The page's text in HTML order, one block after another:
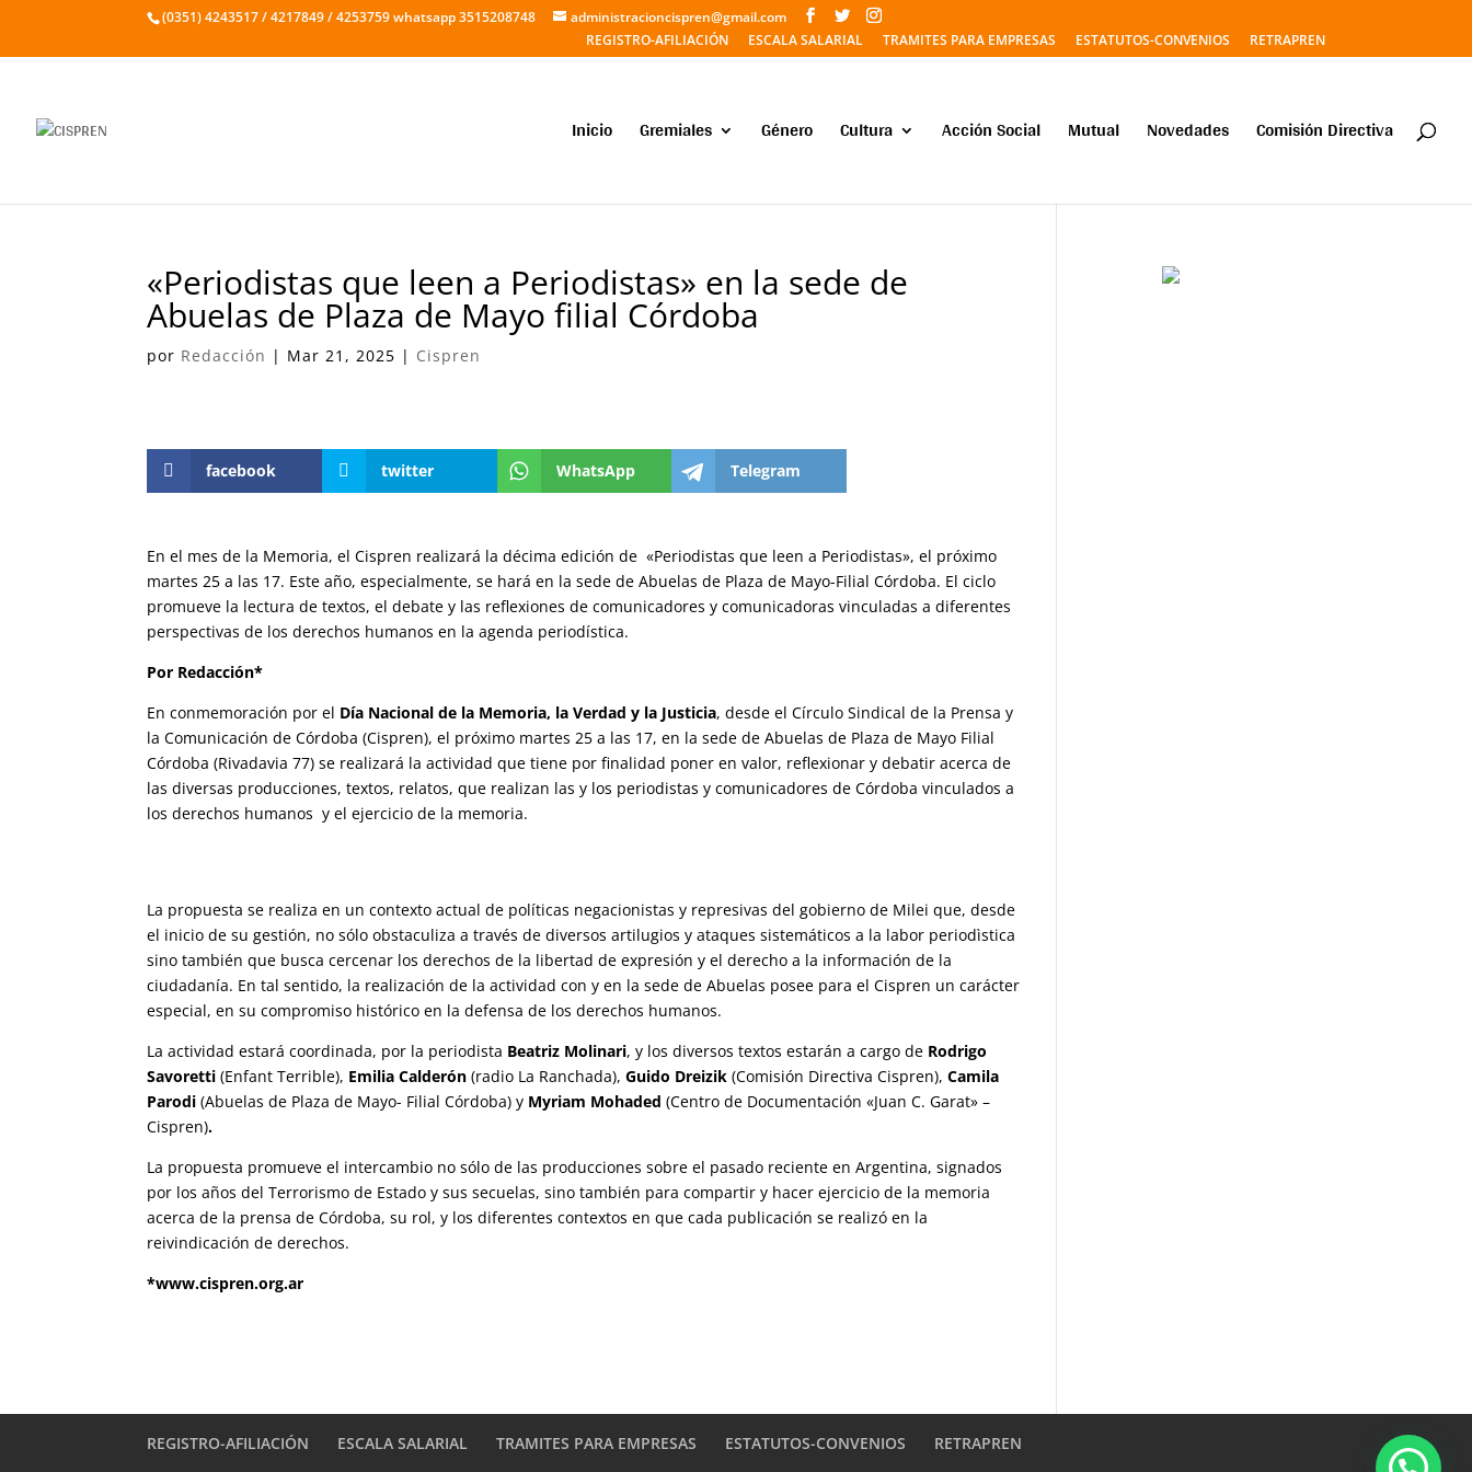
(0351) 4243517 / 4217849 / 4253759 whatsapp 3515208748
administracioncispren@gmail.com
REGISTRO-AFILIACIÓN
ESCALA SALARIAL TRAMITES PARA EMPRESAS ESTATUTOS-CONVENIOS RETRAPREN
Inicio Gremiales Género Cultura Acción Social Mutual Novedades Comisión Directiva
«Periodistas que leen a Periodistas» en la sede de
Abuelas de Plaza de Mayo filial Córdoba
por Redacción | Mar 21, 2025 | Cispren
facebook twitter WhatsApp Telegram
En el mes de la Memoria, el Cispren realizará la décima edición de «Periodistas que leen a Periodistas», el próximo
martes 25 a las 17. Este año, especialmente, se hará en la sede de Abuelas de Plaza de Mayo-Filial Córdoba. El ciclo
promueve la lectura de textos, el debate y las reflexiones de comunicadores y comunicadoras vinculadas a diferentes
perspectivas de los derechos humanos en la agenda periodística.
Por Redacción*
En conmemoración por el Día Nacional de la Memoria, la Verdad y la Justicia, desde el Círculo Sindical de la Prensa y
la Comunicación de Córdoba (Cispren), el próximo martes 25 a las 17, en la sede de Abuelas de Plaza de Mayo Filial
Córdoba (Rivadavia 77) se realizará la actividad que tiene por finalidad poner en valor, reflexionar y debatir acerca de
las diversas producciones, textos, relatos, que realizan las y los periodistas y comunicadores de Córdoba vinculados a
los derechos humanos y el ejercicio de la memoria.
La propuesta se realiza en un contexto actual de políticas negacionistas y represivas del gobierno de Milei que, desde
el inicio de su gestión, no sólo obstaculiza a través de diversos artilugios y ataques sistemáticos a la labor periodìstica
sino también que busca cercenar los derechos de la libertad de expresión y el derecho a la información de la
ciudadanía. En tal sentido, la realización de la actividad con y en la sede de Abuelas posee para el Cispren un carácter
especial, en su compromiso histórico en la defensa de los derechos humanos.
La actividad estará coordinada, por la periodista Beatriz Molinari, y los diversos textos estarán a cargo de Rodrigo
Savoretti (Enfant Terrible), Emilia Calderón (radio La Ranchada),Guido Dreizik (Comisión Directiva Cispren), Camila
Parodi (Abuelas de Plaza de Mayo- Filial Córdoba) y Myriam Mohaded(Centro de Documentación «Juan C. Garat» –
Cispren).
La propuesta promueve el intercambio no sólo de las producciones sobre el pasado reciente en Argentina, signados
por los años del Terrorismo de Estado y sus secuelas, sino también para compartir y hacerejercicio de la memoria
acerca de la prensa de Córdoba, su rol, y los diferentes contextos en que cada publicación se realizó en la
reivindicación de derechos.
*www.cispren.org.ar
REGISTRO-AFILIACIÓN ESCALA SALARIAL TRAMITES PARA EMPRESAS ESTATUTOS-CONVENIOS RETRAPREN